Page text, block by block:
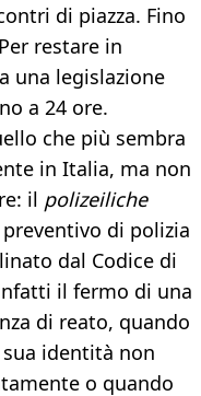
di piazza. Fino
restare in
una legislazione
a 24 ore.
che più sembra
in Italia, ma non
il polizeiliche
di polizia
dal Codice di
il fermo di una
di reato, quando
sua identità non
o quando